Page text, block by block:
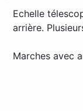
Echelle
arrière.
Marches avec